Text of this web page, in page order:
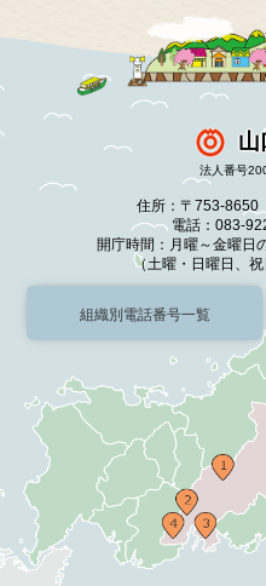
山
法人番号
住所：〒753-
電話：083-
開庁時間：月曜～金曜日
（土曜・日曜日、
組織別電話番号一覧